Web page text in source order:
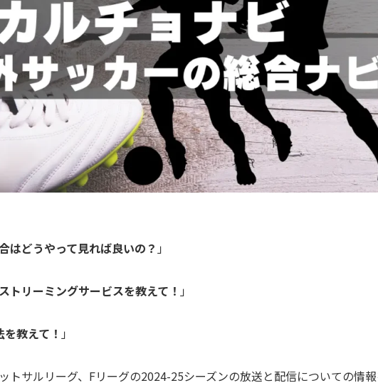
はどうやって見れば良いの？ 」
トリーミングサービスを教えて！ 」
教えて！ 」
トサルリーグ、Fリーグの2024-25シーズンの放送と配信についての情